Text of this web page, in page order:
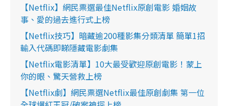
【Netflix】網民票選最佳Netflix原創電影 婚姻故
事、愛的過去進行式上榜
【Netflix技巧】暗藏逾200種影集分類清單 簡單1招
輸入代碼即睇隱藏電影劇集
【Netflix電影清單】10大最受歡迎原創電影！蒙上
你的眼、驚天營救上榜
【Netflix劇】網民票選Netflix最佳原創劇集 第一位